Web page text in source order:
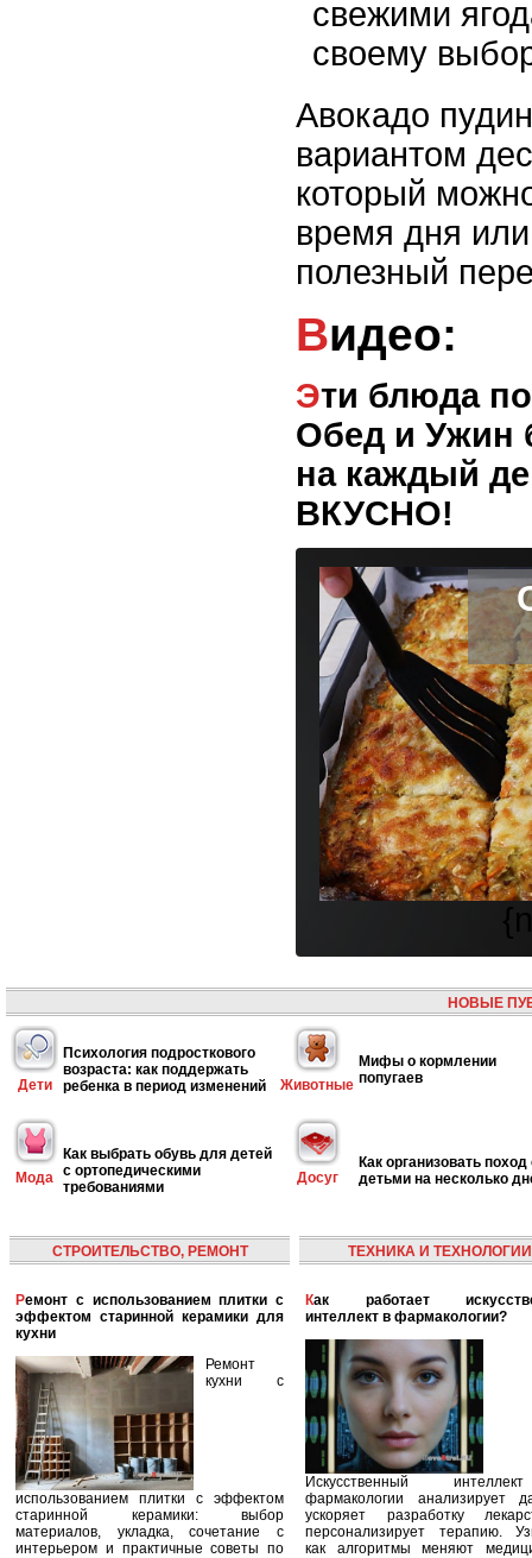
свежими
своему
Авокадо
вариантом
который
время дня или
полезный
Видео:
Эти блюда побьют все рекорды !
Обед и Ужин
на каждый
ВКУСНО!
НОВЫЕ
Дети
Психология подросткового
возраста: как поддержать
ребенка в период изменений
Животные
Мифы о кормлении
попугаев
Мода
Как выбрать обувь для детей
с ортопедическими
требованиями
Досуг
Как организовать поход
детьми на несколько
СТРОИТЕЛЬСТВО, РЕМОНТ
Ремонт с использованием плитки с
эффектом старинной керамики для
кухни
Ремонт
кухни с
использованием плитки с эффектом
старинной керамики: выбор
материалов, укладка, сочетание с
интерьером и практичные советы по
ТЕХНИКА И ТЕХНОЛОГИИ
Как работает искусственный
интеллект в фармакологии?
Искусственный
фармакологии анализирует
ускоряет разработку
персонализирует терапию.
как алгоритмы меняют